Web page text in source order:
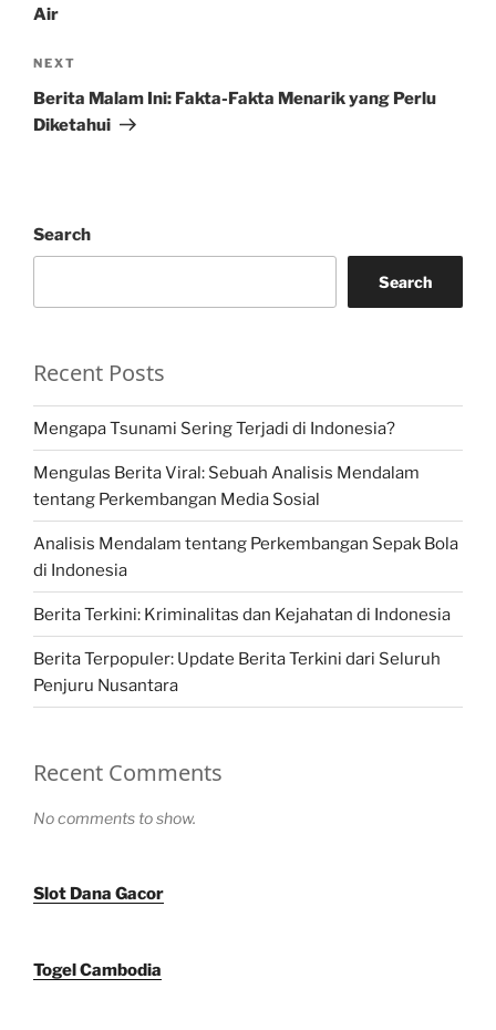
Air
Next
Post
NEXT
Berita Malam Ini: Fakta-Fakta Menarik yang Perlu
Diketahui
Search
Search
Recent Posts
Mengapa Tsunami Sering Terjadi di Indonesia?
Mengulas Berita Viral: Sebuah Analisis Mendalam
tentang Perkembangan Media Sosial
Analisis Mendalam tentang Perkembangan Sepak Bola
di Indonesia
Berita Terkini: Kriminalitas dan Kejahatan di Indonesia
Berita Terpopuler: Update Berita Terkini dari Seluruh
Penjuru Nusantara
Recent Comments
No comments to show.
Slot Dana Gacor
Togel Cambodia